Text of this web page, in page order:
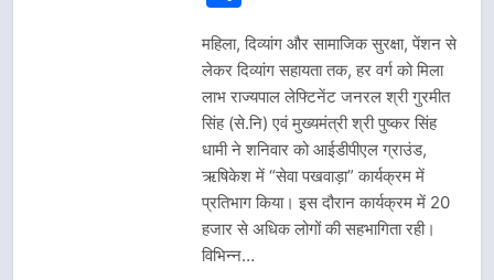
महिला, दिव्यांग और सामाजिक सुरक्षा, पेंशन से
लेकर दिव्यांग सहायता तक, हर वर्ग को मिला
लाभ राज्यपाल लेफ्टिनेंट जनरल श्री गुरमीत
सिंह (से.नि) एवं मुख्यमंत्री श्री पुष्कर सिंह
धामी ने शनिवार को आईडीपीएल ग्राउंड,
ऋषिकेश में “सेवा पखवाड़ा” कार्यक्रम में
प्रतिभाग किया। इस दौरान कार्यक्रम में 20
हजार से अधिक लोगों की सहभागिता रही।
विभिन्न…